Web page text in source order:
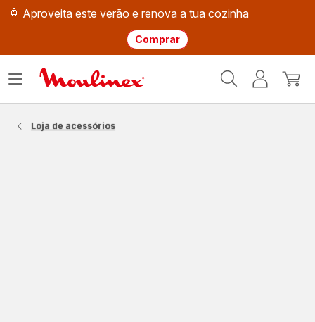
🍦 Aproveita este verão e renova a tua cozinha
Comprar
Moulinex
O
Abrir
Loja de acessórios